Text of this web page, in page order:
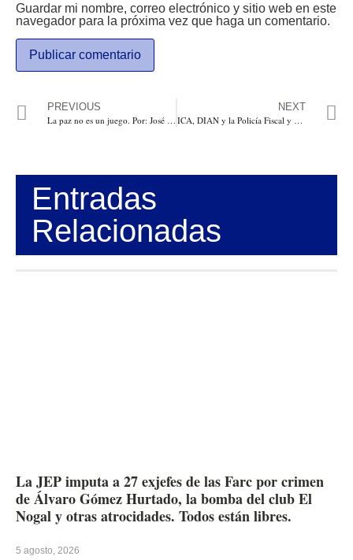
Guardar mi nombre, correo electrónico y sitio web en este
navegador para la próxima vez que haga un comentario.
PREVIOUS
La paz no es un juego. Por: José Félix Lafaurie
NEXT
ICA, DIAN y la Policía Fiscal y Aduanera, fortalecen las estrategias para combatir el contrabando de ganado y proteger la sanidad animal en el Atlántico
Entradas
Relacionadas
La JEP imputa a 27 exjefes de las Farc por crimen
de Álvaro Gómez Hurtado, la bomba del club El
Nogal y otras atrocidades. Todos están libres.
5 agosto, 2026